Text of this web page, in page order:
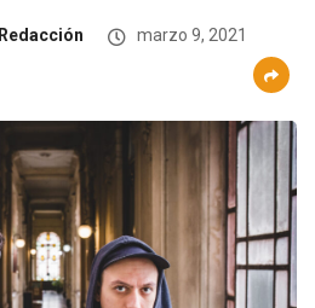
Redacción
marzo 9, 2021